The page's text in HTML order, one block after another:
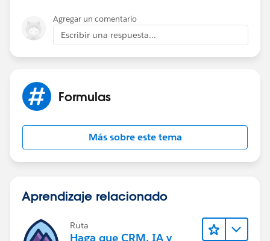
Agregar un comentario
Escribir una respuesta...
Formulas
Más sobre este tema
Aprendizaje relacionado
Ruta
Haga que CRM, IA y